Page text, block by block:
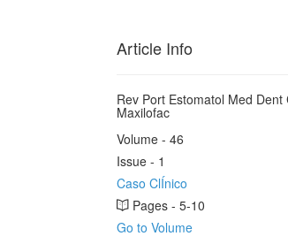
Article Info
Rev Port Estomatol Med Dent
Maxilofac
Volume - 46
Issue - 1
Caso ClÍnico
Pages - 5-10
Go to Volume